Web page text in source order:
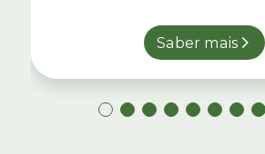
Saber mais